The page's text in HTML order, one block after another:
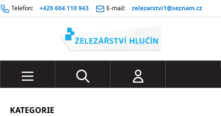
Telefon: +420 604 110 943 E-mail: zelezarstvi1@seznam.cz
KATEGORIE